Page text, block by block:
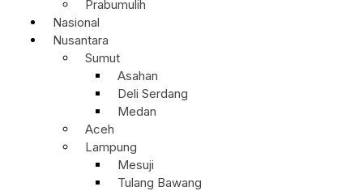
Prabumulih
Nasional
Nusantara
Sumut
Asahan
Deli Serdang
Medan
Aceh
Lampung
Mesuji
Tulang Bawang